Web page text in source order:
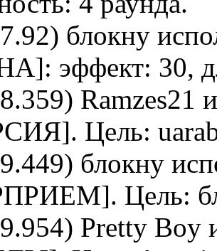
блокну
]: эффект: 30,
Ramzes21
]. Цель:
блокну
]. Цель:
Pretty Boy